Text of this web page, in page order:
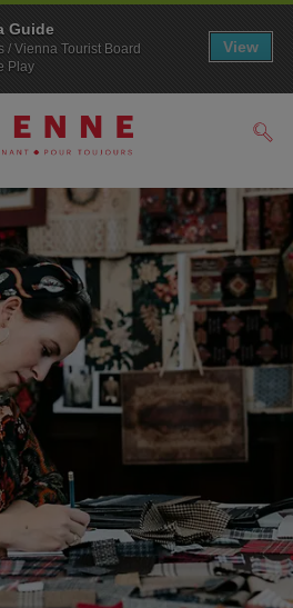
Guide
/ Vienna Tourist Board
Play
View